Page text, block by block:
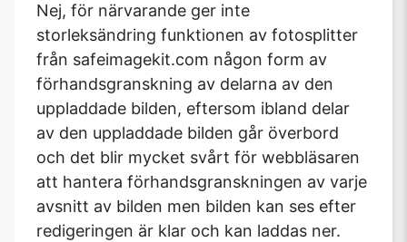
Nej, för närvarande ger inte
storleksändring funktionen av fotosplitter
från safeimagekit.com någon form av
förhandsgranskning av delarna av den
uppladdade bilden, eftersom ibland delar
av den uppladdade bilden går överbord
och det blir mycket svårt för webbläsaren
att hantera förhandsgranskningen av varje
avsnitt av bilden men bilden kan ses efter
redigeringen är klar och kan laddas ner.